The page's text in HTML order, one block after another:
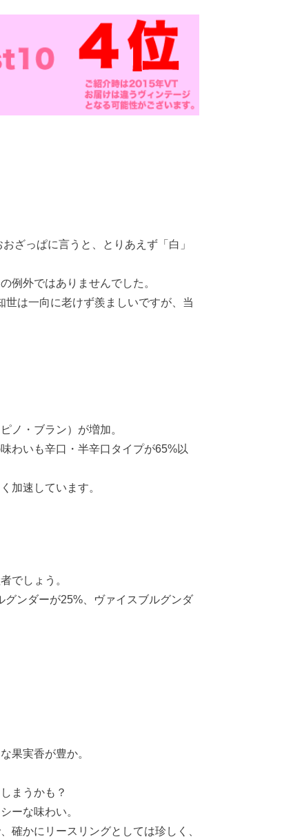
ざっぱに言うと、とりあえず「白」
例外ではありませんでした。
は一向に老けず羨ましいですが、当
ノ・ブラン）が増加。
わいも辛口・半辛口タイプが65%以
加速しています。
でしょう。
ンダーが25%、ヴァイスブルグンダ
果実香が豊か。
まうかも？
ーな味わい。
確かにリースリングとしては珍しく、